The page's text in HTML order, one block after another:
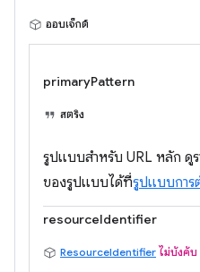
ออบเจ็กต์
primaryPattern
สตริง
รูปแบบสำหรับ URL หลัก ดู
ของรูปแบบได้ที่รูปแบบการ
resourceIdentifier
ResourceIdentifier ไม่บังคับ